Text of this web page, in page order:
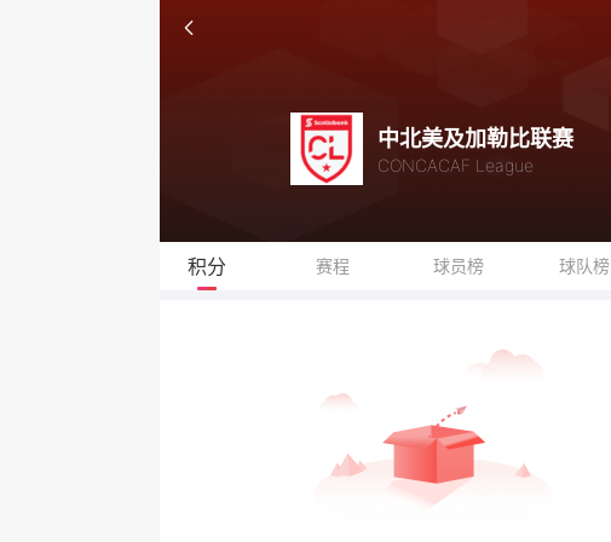
中北美及加勒比联赛
CONCACAF League
积分 赛程 球员榜 球队榜